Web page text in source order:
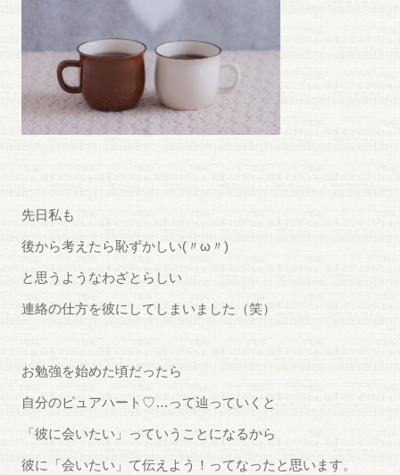
先日私も
後から考えたら恥ずかしい(〃ω〃)
と思うようなわざとらしい
連絡の仕方を彼にしてしまいました（笑）
お勉強を始めた頃だったら
自分のピュアハート♡…って辿っていくと
「彼に会いたい」っていうことになるから
彼に「会いたい」て伝えよう！ってなったと思います。